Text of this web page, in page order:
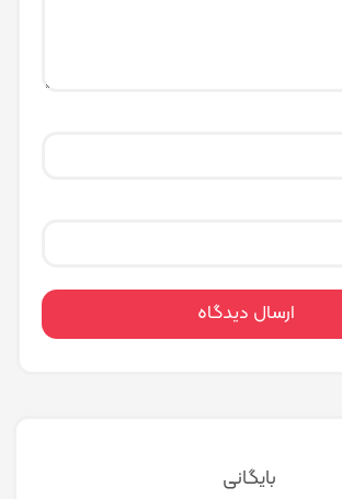
بایگانی